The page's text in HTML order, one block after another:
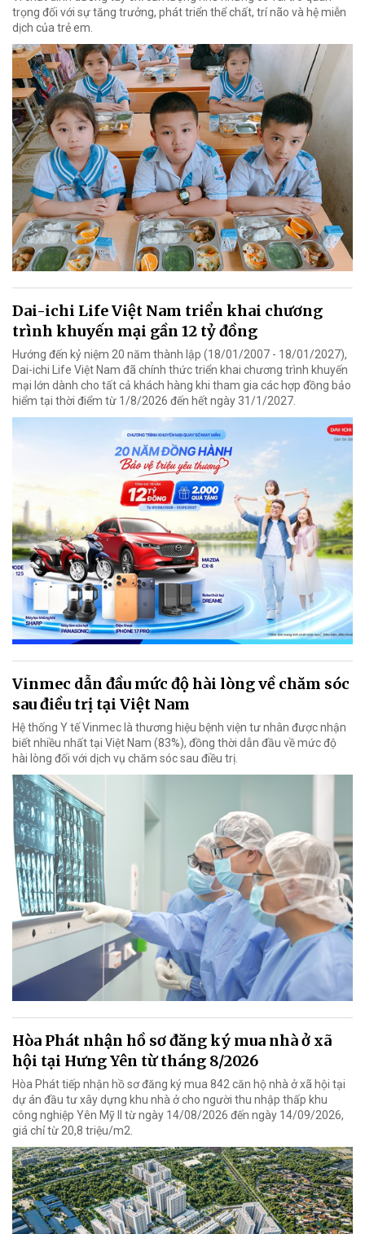
trọng đối với sự tăng trưởng, phát triển thể chất, trí não và hệ miễn
dịch của trẻ em.
Dai-ichi Life Việt Nam triển khai chương
trình khuyến mại gần 12 tỷ đồng
Hướng đến kỷ niệm 20 năm thành lập (18/01/2007 - 18/01/2027),
Dai-ichi Life Việt Nam đã chính thức triển khai chương trình khuyến
mại lớn dành cho tất cả khách hàng khi tham gia các hợp đồng bảo
hiểm tại thời điểm từ 1/8/2026 đến hết ngày 31/1/2027.
Vinmec dẫn đầu mức độ hài lòng về chăm sóc
sau điều trị tại Việt Nam
Hệ thống Y tế Vinmec là thương hiệu bệnh viện tư nhân được nhận
biết nhiều nhất tại Việt Nam (83%), đồng thời dẫn đầu về mức độ
hài lòng đối với dịch vụ chăm sóc sau điều trị.
Hòa Phát nhận hồ sơ đăng ký mua nhà ở xã
hội tại Hưng Yên từ tháng 8/2026
Hòa Phát tiếp nhận hồ sơ đăng ký mua 842 căn hộ nhà ở xã hội tại
dự án đầu tư xây dựng khu nhà ở cho người thu nhập thấp khu
công nghiệp Yên Mỹ II từ ngày 14/08/2026 đến ngày 14/09/2026,
giá chỉ từ 20,8 triệu/m2.